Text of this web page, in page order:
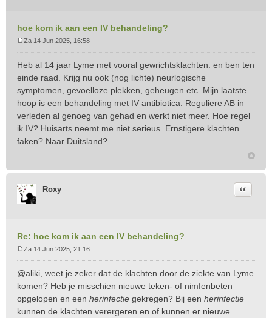
hoe kom ik aan een IV behandeling?
r
i
c
h
t
Za 14 Jun 2025, 16:58
Heb al 14 jaar Lyme met vooral gewrichtsklachten. en ben ten
einde raad. Krijg nu ook (nog lichte) neurlogische
symptomen, gevoelloze plekken, geheugen etc. Mijn laatste
hoop is een behandeling met IV antibiotica. Reguliere AB in
verleden al genoeg van gehad en werkt niet meer. Hoe regel
ik IV? Huisarts neemt me niet serieus. Ernstigere klachten
faken? Naar Duitsland?
Roxy
Re: hoe kom ik aan een IV behandeling?
Citeer
i
c
h
Za 14 Jun 2025, 21:16
@aliki, weet je zeker dat de klachten door de ziekte van Lyme
komen? Heb je misschien nieuwe teken- of nimfenbeten
opgelopen en een herinfectie gekregen? Bij een herinfectie
kunnen de klachten verergeren en of kunnen er nieuwe